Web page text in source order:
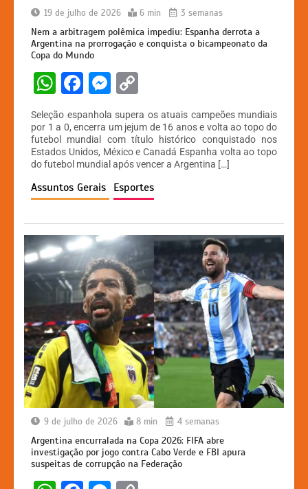
19 de julho de 2026 6 min 3 semanas
Nem a arbitragem polêmica impediu: Espanha derrota a
Argentina na prorrogação e conquista o bicampeonato da
Copa do Mundo
W
h
at
s
A
p
F
a
c
e
b
o
k
M
s
s
e
n
er
p
y
Li
n
Seleção espanhola supera os atuais campeões mundiais
por 1 a 0, encerra um jejum de 16 anos e volta ao topo do
futebol mundial com título histórico conquistado nos
Estados Unidos, México e Canadá Espanha volta ao topo
do futebol mundial após vencer a Argentina […]
Assuntos Gerais Esportes
9 de julho de 2026 8 min 4 semanas
Argentina encurralada na Copa 2026: FIFA abre
investigação por jogo contra Cabo Verde e FBI apura
suspeitas de corrupção na Federação